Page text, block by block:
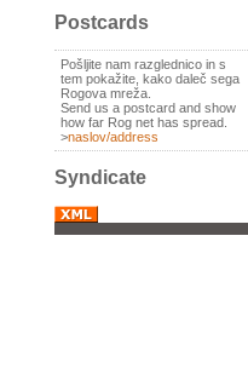
Postcards
Pošljite nam razglednico in s
tem pokažite, kako daleč sega
Rogova mreža.
Send us a postcard and show
how far Rog net has spread.
>naslov/address
Syndicate